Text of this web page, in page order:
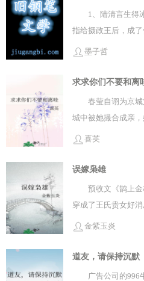
话，半句都信不得
乖顺等她，装成大
里的放荡萧云景捏
惨白的表情，微微
【坏女人玩了女人
【受利己非好人】
深秋，又是大雨倾
头看向身后一袭飞
来吗？” 【二】 齐
辈，撩拨他，是玩
1、陆清言生得
指给摄政王后，成
位高权重，能服侍
尚未出生就碍了未来
王府后，她没再踏入
墨子哲
求求你们不要和离
春莹自诩为京
城中被她撮合成亲
好几十对呢。 最近
子排行榜》拿出来
子爷，正在和世子
吃，慌忙跑去了郡
喜英
误嫁枭雄
预收文《鹊上
穿成了王氏贵女好
平。坏消息：王氏
道观里。如今谶言
元贞沉迷她的‘基建
金紫玉炎
道友，请保持沉默
广告公司的996